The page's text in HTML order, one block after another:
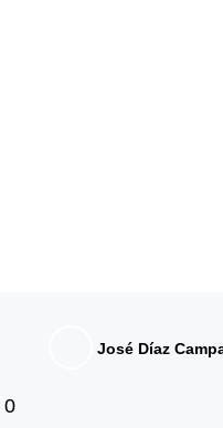
José Díaz
0